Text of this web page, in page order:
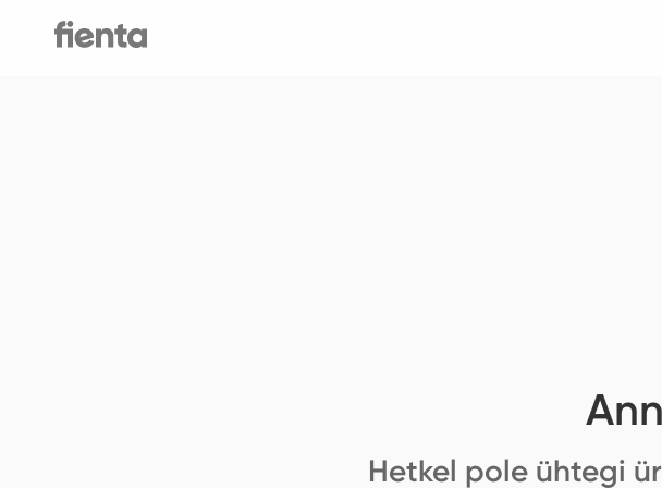
Hetkel pole ühtegi